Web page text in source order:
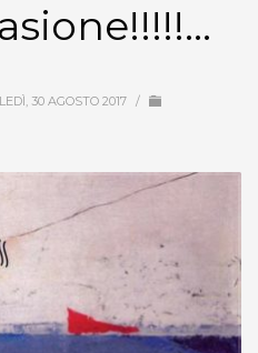
30 AGOSTO 2017 /